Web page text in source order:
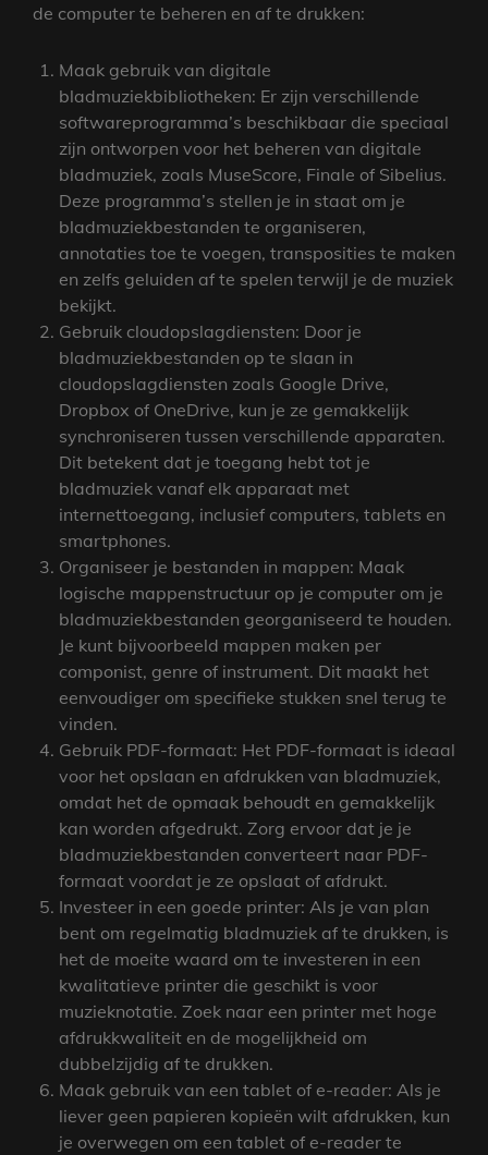
de computer te beheren en af ​​te drukken:
Maak gebruik van digitale
bladmuziekbibliotheken: Er zijn verschillende
softwareprogramma’s beschikbaar die speciaal
zijn ontworpen voor het beheren van digitale
bladmuziek, zoals MuseScore, Finale of Sibelius.
Deze programma’s stellen je in staat om je
bladmuziekbestanden te organiseren,
annotaties toe te voegen, transposities te maken
en zelfs geluiden af ​​te spelen terwijl je de muziek
bekijkt.
Gebruik cloudopslagdiensten: Door je
bladmuziekbestanden op te slaan in
cloudopslagdiensten zoals Google Drive,
Dropbox of OneDrive, kun je ze gemakkelijk
synchroniseren tussen verschillende apparaten.
Dit betekent dat je toegang hebt tot je
bladmuziek vanaf elk apparaat met
internettoegang, inclusief computers, tablets en
smartphones.
Organiseer je bestanden in mappen: Maak
logische mappenstructuur op je computer om je
bladmuziekbestanden georganiseerd te houden.
Je kunt bijvoorbeeld mappen maken per
componist, genre of instrument. Dit maakt het
eenvoudiger om specifieke stukken snel terug te
vinden.
Gebruik PDF-formaat: Het PDF-formaat is ideaal
voor het opslaan en afdrukken van bladmuziek,
omdat het de opmaak behoudt en gemakkelijk
kan worden afgedrukt. Zorg ervoor dat je je
bladmuziekbestanden converteert naar PDF-
formaat voordat je ze opslaat of afdrukt.
Investeer in een goede printer: Als je van plan
bent om regelmatig bladmuziek af te drukken, is
het de moeite waard om te investeren in een
kwalitatieve printer die geschikt is voor
muzieknotatie. Zoek naar een printer met hoge
afdrukkwaliteit en de mogelijkheid om
dubbelzijdig af te drukken.
Maak gebruik van een tablet of e-reader: Als je
liever geen papieren kopieën wilt afdrukken, kun
je overwegen om een tablet of e-reader te